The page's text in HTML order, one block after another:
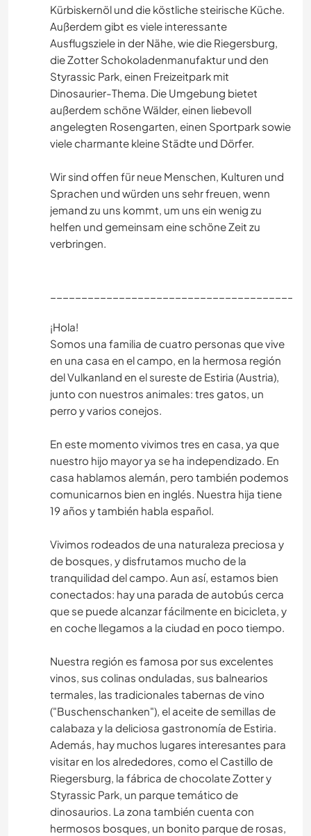
Kürbiskernöl und die köstliche steirische Küche.
Außerdem gibt es viele interessante
Ausflugsziele in der Nähe, wie die Riegersburg,
die Zotter Schokoladenmanufaktur und den
Styrassic Park, einen Freizeitpark mit
Dinosaurier-Thema. Die Umgebung bietet
außerdem schöne Wälder, einen liebevoll
angelegten Rosengarten, einen Sportpark sowie
viele charmante kleine Städte und Dörfer.
Wir sind offen für neue Menschen, Kulturen und
Sprachen und würden uns sehr freuen, wenn
jemand zu uns kommt, um uns ein wenig zu
helfen und gemeinsam eine schöne Zeit zu
verbringen.
¡Hola!
Somos una familia de cuatro personas que vive
en una casa en el campo, en la hermosa región
del Vulkanland en el sureste de Estiria (Austria),
junto con nuestros animales: tres gatos, un
perro y varios conejos.
En este momento vivimos tres en casa, ya que
nuestro hijo mayor ya se ha independizado. En
casa hablamos alemán, pero también podemos
comunicarnos bien en inglés. Nuestra hija tiene
19 años y también habla español.
Vivimos rodeados de una naturaleza preciosa y
de bosques, y disfrutamos mucho de la
tranquilidad del campo. Aun así, estamos bien
conectados: hay una parada de autobús cerca
que se puede alcanzar fácilmente en bicicleta, y
en coche llegamos a la ciudad en poco tiempo.
Nuestra región es famosa por sus excelentes
vinos, sus colinas onduladas, sus balnearios
termales, las tradicionales tabernas de vino
("Buschenschanken"), el aceite de semillas de
calabaza y la deliciosa gastronomía de Estiria.
Además, hay muchos lugares interesantes para
visitar en los alrededores, como el Castillo de
Riegersburg, la fábrica de chocolate Zotter y
Styrassic Park, un parque temático de
dinosaurios. La zona también cuenta con
hermosos bosques, un bonito parque de rosas,